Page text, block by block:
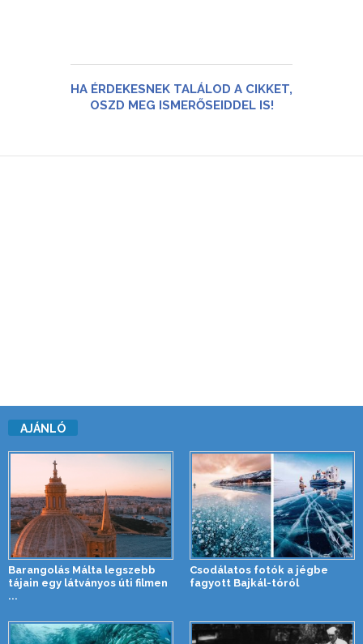
HA ÉRDEKESNEK TALÁLOD A CIKKET,
OSZD MEG ISMERŐSEIDDEL IS!
AJÁNLÓ
Barangolás Málta legszebb
tájain egy látványos úti filmen
...
Csodálatos fotók a jégbe
fagyott Bajkál-tóról